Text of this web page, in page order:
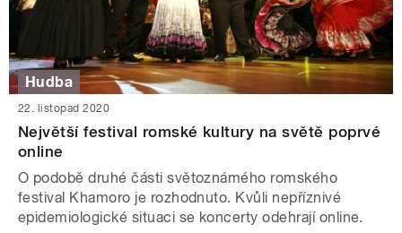
Hudba
22. listopad 2020
Největší festival romské kultury na světě poprvé
online
O podobě druhé části světoznámého romského
festival Khamoro je rozhodnuto. Kvůli nepříznivé
epidemiologické situaci se koncerty odehrají online.